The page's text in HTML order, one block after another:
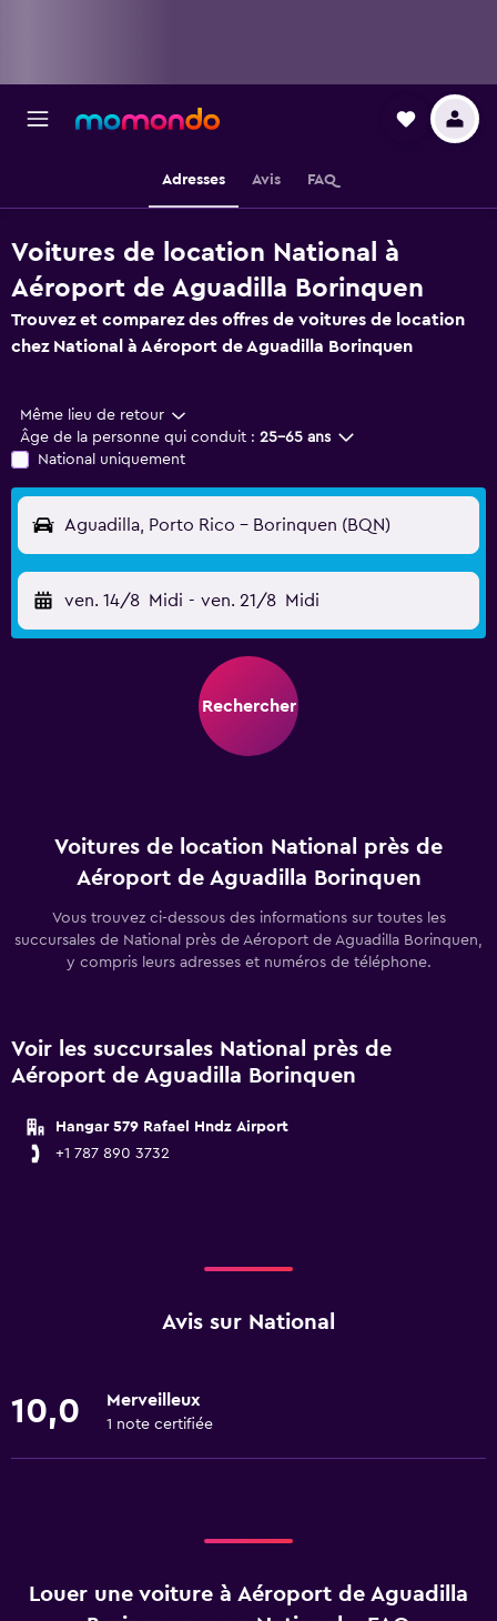
Adresses Avis FAQ
Voitures de location National à
Aéroport de Aguadilla Borinquen
Trouvez et comparez des offres de voitures de location
chez National à Aéroport de Aguadilla Borinquen
Même lieu de retour
Âge de la personne qui conduit : 25-65 ans
National uniquement
Aguadilla, Porto Rico - Borinquen (BQN)
ven. 14/8 Midi - ven. 21/8 Midi
Rechercher
Voitures de location National près de
Aéroport de Aguadilla Borinquen
Vous trouvez ci-dessous des informations sur toutes les
succursales de National près de Aéroport de Aguadilla Borinquen,
y compris leurs adresses et numéros de téléphone.
Voir les succursales National près de
Aéroport de Aguadilla Borinquen
Hangar 579 Rafael Hndz Airport
+1 787 890 3732
Avis sur National
10,0 Merveilleux
1 note certifiée
Louer une voiture à Aéroport de Aguadilla